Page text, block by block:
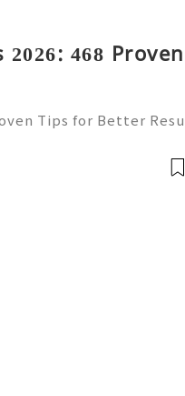
468 Proven
Tips for Better Resu
freelancing, online